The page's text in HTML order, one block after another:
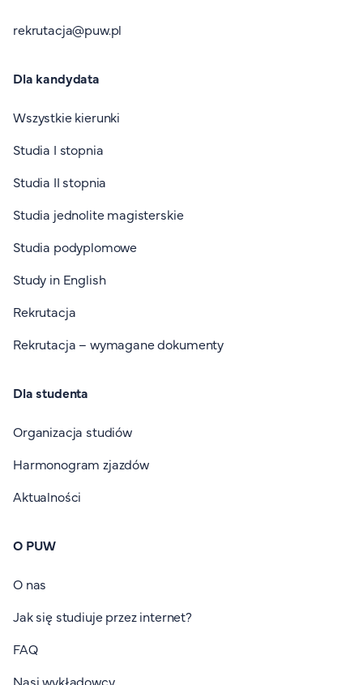
rekrutacja@puw.pl
Dla kandydata
Wszystkie kierunki
Studia I stopnia
Studia II stopnia
Studia jednolite magisterskie
Studia podyplomowe
Study in English
Rekrutacja
Rekrutacja – wymagane dokumenty
Dla studenta
Organizacja studiów
Harmonogram zjazdów
Aktualności
O PUW
O nas
Jak się studiuje przez internet?
FAQ
Nasi wykładowcy